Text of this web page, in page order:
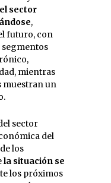
el sector
,
futuro, con
segmentos
mientras
muestran un
sector
del
los
la situación se
los próximos